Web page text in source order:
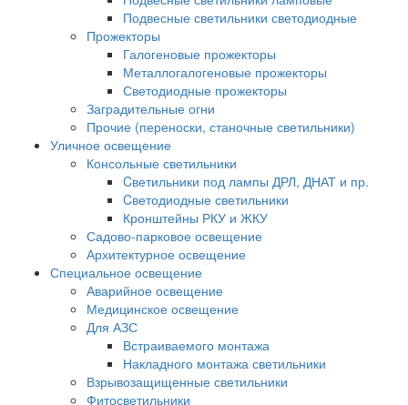
Подвесные светильники светодиодные
Прожекторы
Галогеновые прожекторы
Металлогалогеновые прожекторы
Светодиодные прожекторы
Заградительные огни
Прочие (переноски, станочные светильники)
Уличное освещение
Консольные светильники
Cветильники под лампы ДРЛ, ДНАТ и пр.
Cветодиодные светильники
Кронштейны РКУ и ЖКУ
Садово-парковое освещение
Архитектурное освещение
Специальное освещение
Аварийное освещение
Медицинское освещение
Для АЗС
Встраиваемого монтажа
Накладного монтажа светильники
Взрывозащищенные светильники
Фитосветильники